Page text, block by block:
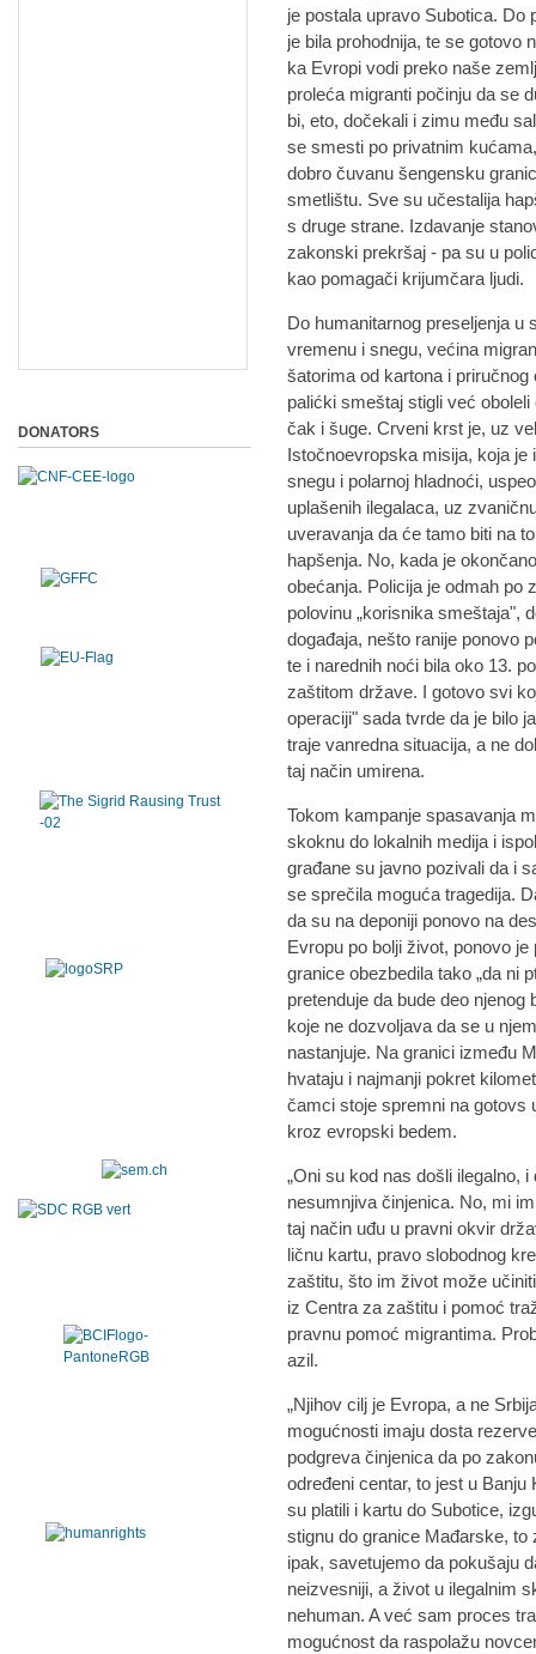
je postala upravo Subotica. Do
je bila prohodnija, te se gotovo
ka Evropi vodi preko naše
proleća migranti počinju da se
bi, eto, dočekali i zimu među
se smesti po privatnim
dobro čuvanu šengensku
smetlištu. Sve su učestalija
s druge strane. Izdavanje
zakonski prekršaj - pa su u
kao pomagači krijumčara ljudi.
Do humanitarnog preseljenja u
vremenu i snegu, većina
šatorima od kartona i
palićki smeštaj stigli već
čak i šuge. Crveni krst je, uz
Istočnoevropska misija, koja je
snegu i polarnoj hladnoći,
uplašenih ilegalaca, uz
uveravanja da će tamo biti na
hapšenja. No, kada je
obećanja. Policija je odmah po
polovinu „korisnika smeštaja",
događaja, nešto ranije ponovo
te i narednih noći bila oko 13.
zaštitom države. I gotovo svi
operaciji" sada tvrde da je bilo
traje vanredna situacija, a ne
taj način umirena.
Tokom kampanje spasavanja
skoknu do lokalnih medija i
građane su javno pozivali da i
se sprečila moguća tragedija.
da su na deponiji ponovo na
Evropu po bolji život, ponovo
granice obezbedila tako „da ni
pretenduje da bude deo
koje ne dozvoljava da se u
nastanjuje. Na granici između
hvataju i najmanji pokret
čamci stoje spremni na gotovs
kroz evropski bedem.
„Oni su kod nas došli ilegalno,
nesumnjiva činjenica. No, mi
taj način uđu u pravni okvir
ličnu kartu, pravo slobodnog
zaštitu, što im život može
iz Centra za zaštitu i pomoć
pravnu pomoć migrantima.
azil.
„Njihov cilj je Evropa, a ne
mogućnosti imaju dosta
podgreva činjenica da po
određeni centar, to jest u
su platili i kartu do Subotice,
stignu do granice Mađarske,
ipak, savetujemo da pokušaju
neizvesniji, a život u ilegalnim
nehuman. A već sam proces
mogućnost da raspolažu
DONATORS